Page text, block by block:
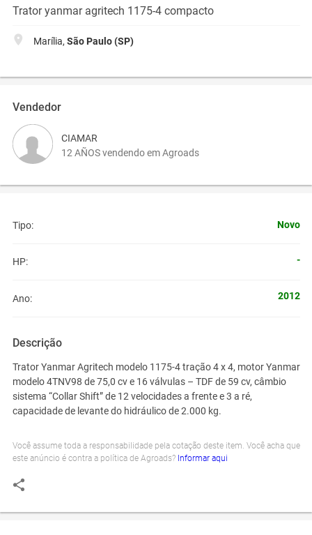
Trator yanmar agritech 1175-4 compacto
Marília, São Paulo (SP)
Vendedor
CIAMAR
12 AÑOS vendendo em Agroads
Tipo: Novo
HP: -
Ano: 2012
Descrição
TratorYanmar Agritech modelo 1175-4 tração 4 x 4, motor Yanmar
modelo 4TNV98 de 75,0 cv e 16 válvulas – TDF de 59 cv, câmbio
sistema “Collar Shift” de 12 velocidades a frente e 3 a ré,
capacidade de levante do hidráulico de 2.000 kg.
Você assume toda a responsabilidade pela cotação deste item. Você acha que
este anúncio é contra a política de Agroads? Informar aqui